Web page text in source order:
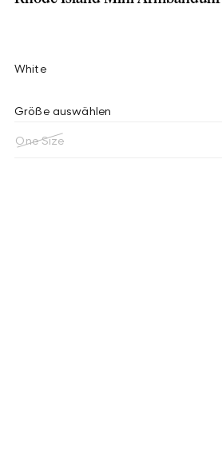
White
Größe auswählen
One Size